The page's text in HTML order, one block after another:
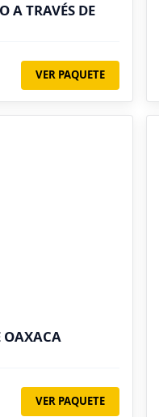
A TRAVÉS DE
VER PAQUETE
OAXACA
VER PAQUETE